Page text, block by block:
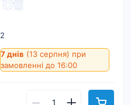
2
7 днів (13 серпня) при
замовленні до 16:00